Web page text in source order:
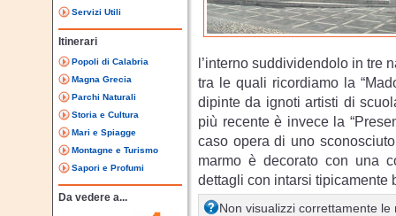
Servizi Utili
Itinerari
Popoli di Calabria
Magna Grecia
Parchi Naturali
Storia e Cultura
Mari e Spiagge
Montagne e Turismo
Sapori e Profumi
Da vedere a...
l’interno suddividendolo in tre
tra le quali ricordiamo la
dipinte da ignoti artisti di
più recente è invece la
caso opera di uno
marmo è decorato con una
dettagli con intarsi tipicamente
Non visualizzi correttamente